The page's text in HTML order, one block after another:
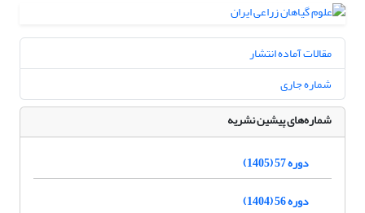
مقالات آماده انتشار
شماره جاری
شماره‌های پیشین نشریه
دوره 57 (1405)
دوره 56 (1404)